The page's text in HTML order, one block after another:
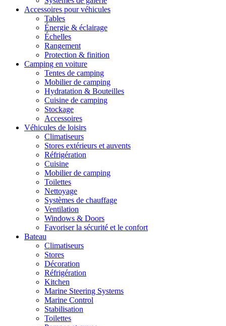
Accessoires pour véhicules
Tables
Énergie & éclairage
Échelles
Rangement
Protection & finition
Camping en voiture
Tentes de camping
Mobilier de camping
Hydratation & Bouteilles
Cuisine de camping
Stockage
Accessoires
Véhicules de loisirs
Climatiseurs
Stores extérieurs et auvents
Réfrigération
Cuisine
Mobilier de camping
Toilettes
Nettoyage
Systèmes de chauffage
Ventilation
Windows & Doors
Favoriser la sécurité et le confort
Bateau
Climatiseurs
Stores
Décoration
Réfrigération
Kitchen
Marine Steering Systems
Marine Control
Stabilisation
Toilettes